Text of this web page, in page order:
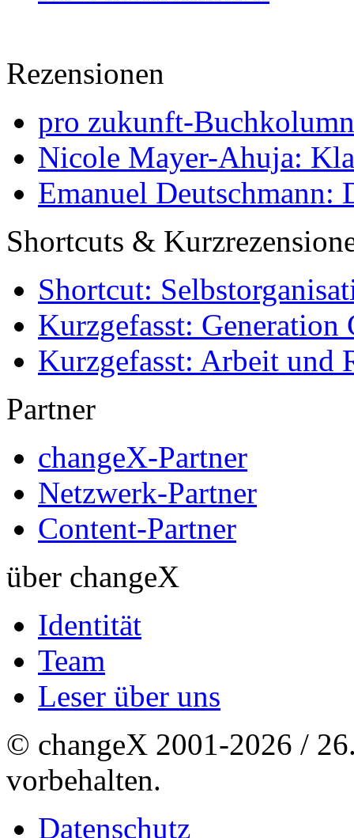
Rezensionen
pro zukunft-
Nicole Mayer-Ahuja:
Emanuel Deutschmann:
Shortcuts &
Shortcut:
Kurzgefasst: Generation
Kurzgefasst: Arbeit und
Partner
changeX-Partner
Netzwerk-Partner
Content-Partner
über changeX
Identität
Team
Leser über uns
© changeX 2001-2026 /
vorbehalten.
Datenschutz